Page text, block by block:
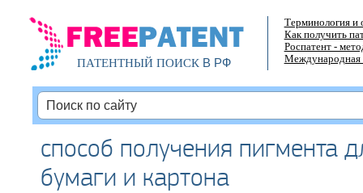
ПАТЕНТНЫЙ ПОИСКВ РФ
Терминология и
Как получить
Роспатент -
Международная
способ получения пигмента
бумаги и картона